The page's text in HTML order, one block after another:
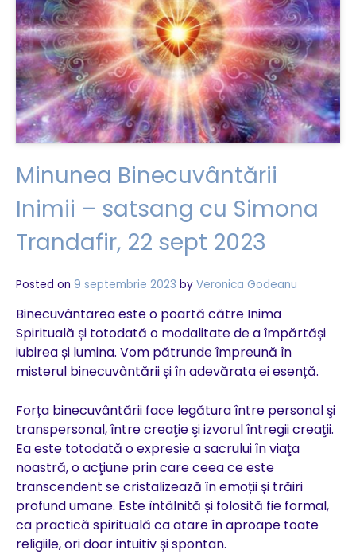
transformă
acțiunile
în
metode
spirituale
–
8
dec
2023
Minunea Binecuvântării
Inimii – satsang cu Simona
Trandafir, 22 sept 2023
Posted on 9 septembrie 2023 by Veronica Godeanu
Binecuvântarea este o poartă către Inima
Spirituală și totodată o modalitate de a împărtăși
iubirea și lumina. Vom pătrunde împreună în
misterul binecuvântării și în adevărata ei esență.
Forța binecuvântării face legătura între personal şi
transpersonal, între creaţie şi izvorul întregii creaţii.
Ea este totodată o expresie a sacrului în viaţa
noastră, o acţiune prin care ceea ce este
transcendent se cristalizează în emoții și trăiri
profund umane. Este întâlnită și folosită fie formal,
ca practică spirituală ca atare în aproape toate
religiile, ori doar intuitiv și spontan.